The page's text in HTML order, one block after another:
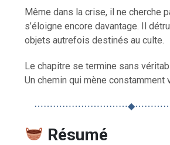
Même dans la crise, il ne cherche
s’éloigne encore davantage. Il
objets autrefois destinés au culte.
Le chapitre se termine sans
Un chemin qui mène constamment
Résumé